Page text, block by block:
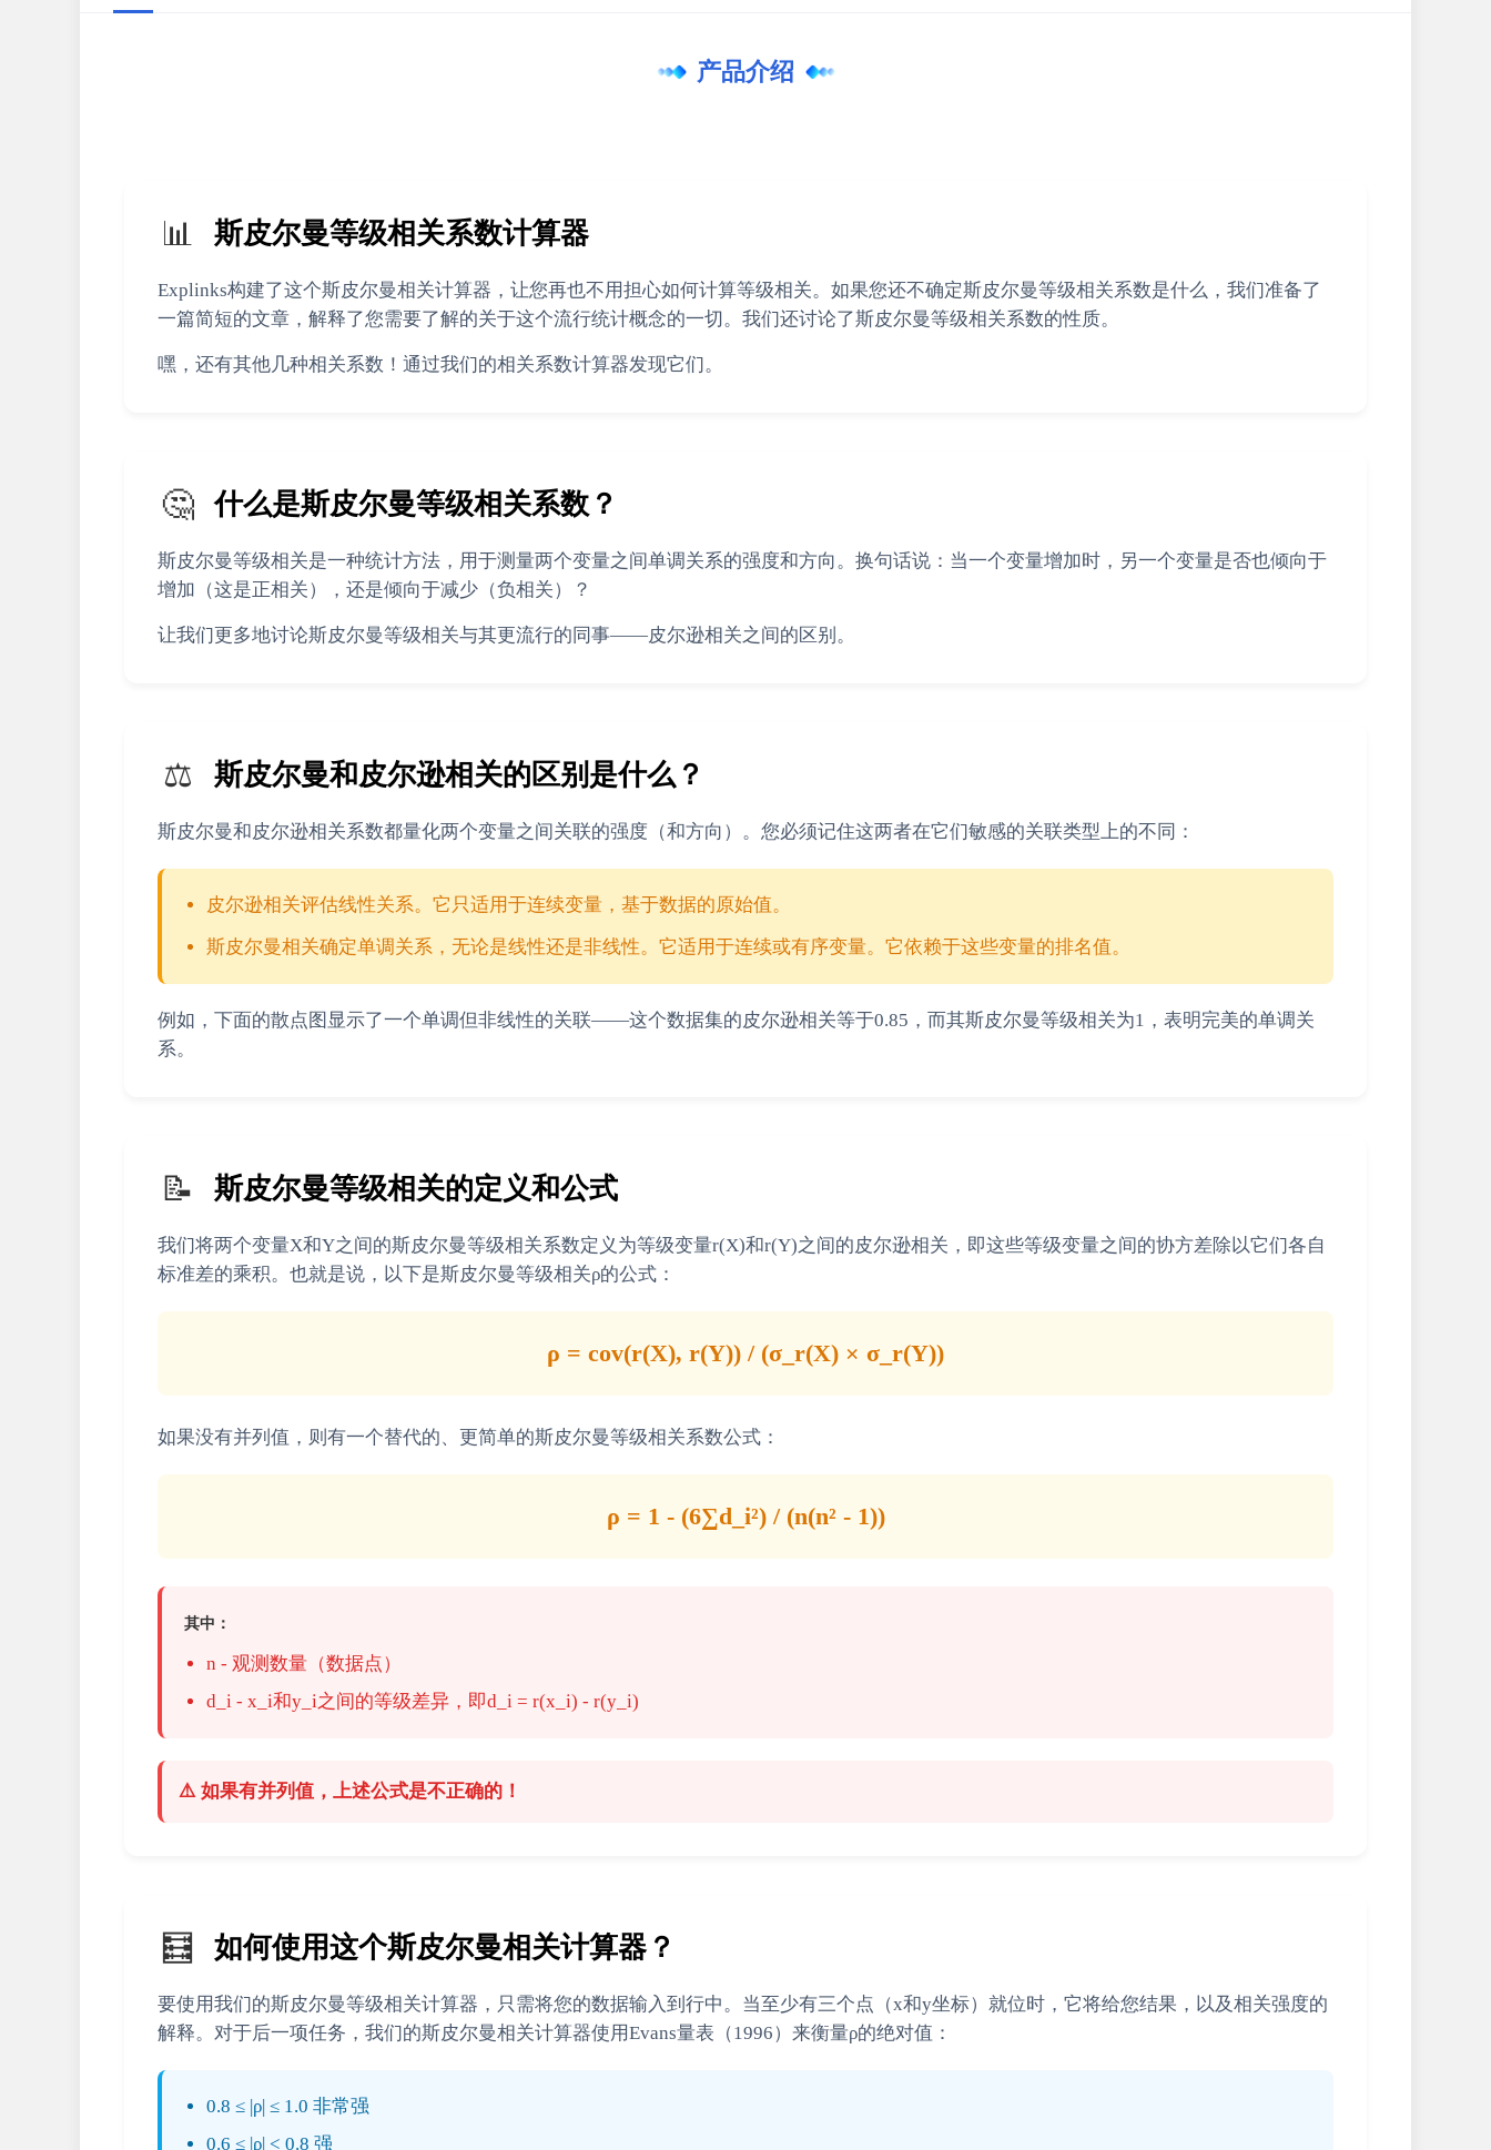
32
产品介绍
📊 斯皮尔曼等级相关系数计算器
Explinks构建了这个斯皮尔曼相关计算器，让您再也不用担心如何计算等级相关。如果您还不确定斯皮尔曼等级相关系数是什么，我们准备了
一篇简短的文章，解释了您需要了解的关于这个流行统计概念的一切。我们还讨论了斯皮尔曼等级相关系数的性质。
嘿，还有其他几种相关系数！通过我们的相关系数计算器发现它们。
🤔 什么是斯皮尔曼等级相关系数？
斯皮尔曼等级相关是一种统计方法，用于测量两个变量之间单调关系的强度和方向。换句话说：当一个变量增加时，另一个变量是否也倾向于
增加（这是正相关），还是倾向于减少（负相关）？
让我们更多地讨论斯皮尔曼等级相关与其更流行的同事——皮尔逊相关之间的区别。
⚖️ 斯皮尔曼和皮尔逊相关的区别是什么？
斯皮尔曼和皮尔逊相关系数都量化两个变量之间关联的强度（和方向）。您必须记住这两者在它们敏感的关联类型上的不同：
皮尔逊相关评估线性关系。它只适用于连续变量，基于数据的原始值。
斯皮尔曼相关确定单调关系，无论是线性还是非线性。它适用于连续或有序变量。它依赖于这些变量的排名值。
例如，下面的散点图显示了一个单调但非线性的关联——这个数据集的皮尔逊相关等于0.85，而其斯皮尔曼等级相关为1，表明完美的单调关
系。
📝 斯皮尔曼等级相关的定义和公式
我们将两个变量X和Y之间的斯皮尔曼等级相关系数定义为等级变量r(X)和r(Y)之间的皮尔逊相关，即这些等级变量之间的协方差除以它们各自
标准差的乘积。也就是说，以下是斯皮尔曼等级相关ρ的公式：
ρ = cov(r(X), r(Y)) / (σ_r(X) × σ_r(Y))
如果没有并列值，则有一个替代的、更简单的斯皮尔曼等级相关系数公式：
ρ = 1 - (6∑d_i²) / (n(n² - 1))
其中：
n - 观测数量（数据点）
d_i - x_i和y_i之间的等级差异，即d_i = r(x_i) - r(y_i)
⚠️ 如果有并列值，上述公式是不正确的！
🧮 如何使用这个斯皮尔曼相关计算器？
要使用我们的斯皮尔曼等级相关计算器，只需将您的数据输入到行中。当至少有三个点（x和y坐标）就位时，它将给您结果，以及相关强度的
解释。对于后一项任务，我们的斯皮尔曼相关计算器使用Evans量表（1996）来衡量ρ的绝对值：
0.8 ≤ |ρ| ≤ 1.0 非常强
0.6 ≤ |ρ| < 0.8 强